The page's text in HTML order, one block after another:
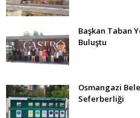
Başkan Taban
Buluştu
Osmangazi
Seferberliği